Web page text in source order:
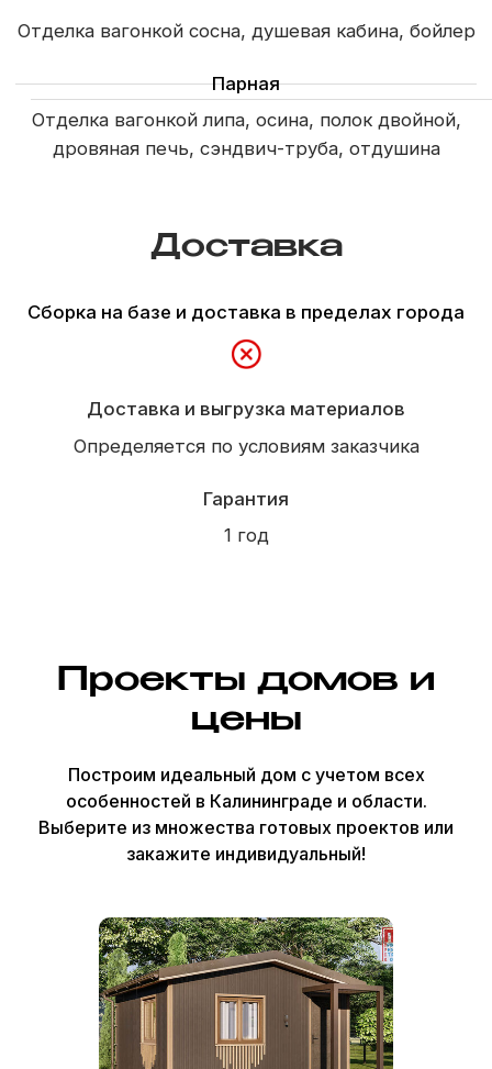
Проекты домов и
цены
Построим идеальный дом с учетом всех
особенностей в Калининграде и области.
Выберите из множества готовых проектов или
закажите индивидуальный!
Россия, Калининград, пос. Шоссейное,
(конец ул. Суворова)
Рассчитать проект →
Строим
Садовые и модульные
Политика конфиденциальности
ИНН 390615131966
Пользовательское соглашение